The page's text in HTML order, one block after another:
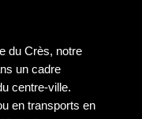
du Crès, notre
un cadre
centre-ville.
en transports en